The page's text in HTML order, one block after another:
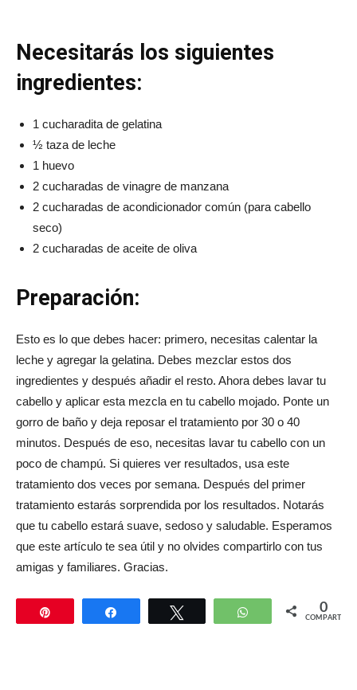
Necesitarás los siguientes
ingredientes:
1 cucharadita de gelatina
½ taza de leche
1 huevo
2 cucharadas de vinagre de manzana
2 cucharadas de acondicionador común (para cabello
seco)
2 cucharadas de aceite de oliva
Preparación:
Esto es lo que debes hacer: primero, necesitas calentar la
leche y agregar la gelatina. Debes mezclar estos dos
ingredientes y después añadir el resto. Ahora debes lavar tu
cabello y aplicar esta mezcla en tu cabello mojado. Ponte un
gorro de baño y deja reposar el tratamiento por 30 o 40
minutos. Después de eso, necesitas lavar tu cabello con un
poco de champú. Si quieres ver resultados, usa este
tratamiento dos veces por semana. Después del primer
tratamiento estarás sorprendida por los resultados. Notarás
que tu cabello estará suave, sedoso y saludable. Esperamos
que este artículo te sea útil y no olvides compartirlo con tus
amigas y familiares. Gracias.
Compartir WhatsApp 0
COMPARTIR